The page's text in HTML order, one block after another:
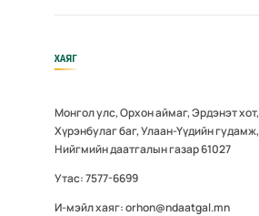
ХАЯГ
Монгол улс, Орхон аймаг, Эрдэнэт хот,
Хүрэнбулаг баг, Улаан-Үүдийн гудамж,
Нийгмийн даатгалын газар 61027
Утас: 7577-6699
И-мэйл хаяг: orhon@ndaatgal.mn